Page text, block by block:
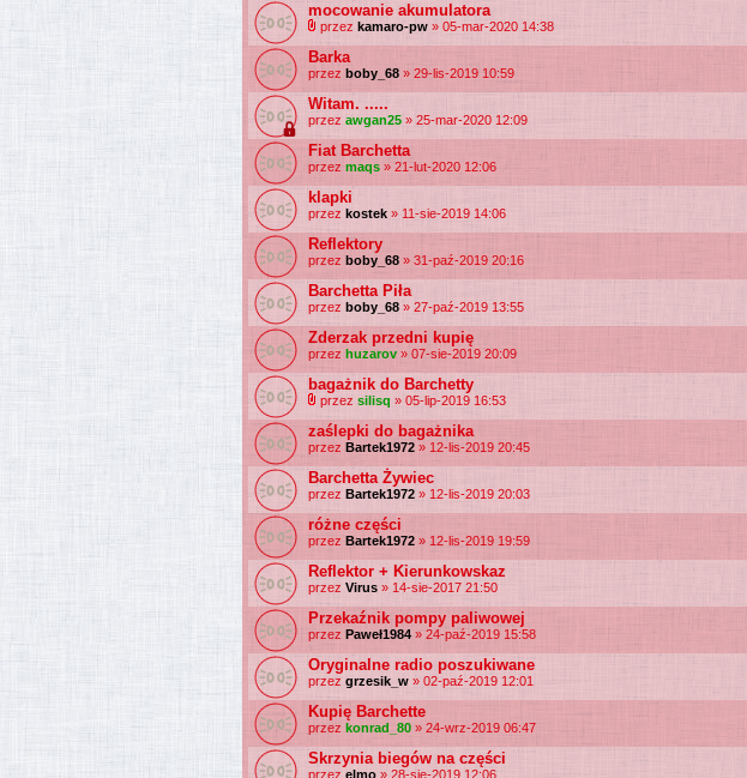
mocowanie akumulatora
przez kamaro-pw » 05-mar-2020 14:38
Barka
przez boby_68 » 29-lis-2019 10:59
Witam. .....
przez awgan25 » 25-mar-2020 12:09
Fiat Barchetta
przez maqs » 21-lut-2020 12:06
klapki
przez kostek » 11-sie-2019 14:06
Reflektory
przez boby_68 » 31-paź-2019 20:16
Barchetta Piła
przez boby_68 » 27-paź-2019 13:55
Zderzak przedni kupię
przez huzarov » 07-sie-2019 20:09
bagażnik do Barchetty
przez silisq » 05-lip-2019 16:53
zaślepki do bagażnika
przez Bartek1972 » 12-lis-2019 20:45
Barchetta Żywiec
przez Bartek1972 » 12-lis-2019 20:03
różne części
przez Bartek1972 » 12-lis-2019 19:59
Reflektor + Kierunkowskaz
przez Virus » 14-sie-2017 21:50
Przekaźnik pompy paliwowej
przez Paweł1984 » 24-paź-2019 15:58
Oryginalne radio poszukiwane
przez grzesik_w » 02-paź-2019 12:01
Kupię Barchette
przez konrad_80 » 24-wrz-2019 06:47
Skrzynia biegów na części
przez elmo » 28-sie-2019 12:06